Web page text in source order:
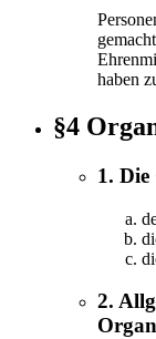
haben
§4
1. Die
2.